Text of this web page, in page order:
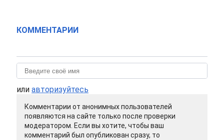
КОММЕНТАРИИ
или авторизуйтесь
Комментарии от анонимных пользователей
появляются на сайте только после проверки
модератором. Если вы хотите, чтобы ваш
комментарий был опубликован сразу, то